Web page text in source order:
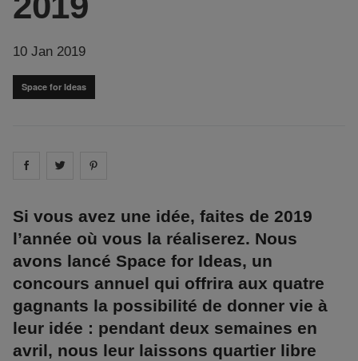
10 Jan 2019
Space for Ideas
Share on facebook
Share on
Si vous avez une idée, faites de 2019
l’année où vous la réaliserez. Nous
avons lancé Space for Ideas, un
concours annuel qui offrira aux quatre
gagnants la possibilité de donner vie à
leur idée : pendant deux semaines en
avril, nous leur laissons quartier libre